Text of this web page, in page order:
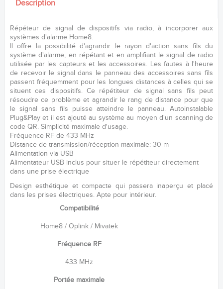
Description
Répéteur de signal de dispositifs via radio, à incorporer aux
systèmes d'alarme Home8.
Il offre la possibilité d'agrandir le rayon d'action sans fils du
système d'alarme, en répétant et en amplifiant le signal de radio
utilisée par les capteurs et les accessoires. Les fautes à l'heure
de recevoir le signal dans le panneau des accessoires sans fils
passent fréquemment pour les longues distances à celles qui se
situent ces dispositifs. Ce répétiteur de signal sans fils peut
résoudre ce problème et agrandir le rang de distance pour que
le signal sans fils puisse atteindre le panneau. Autoinstalable
Plug&Play et il est ajouté au système au moyen d'un scanning de
code QR. Simplicité maximale d'usage.
Fréquence RF de 433 MHz
Distance de transmission/réception maximale: 30 m
Alimentation via USB
Alimentateur USB inclus pour situer le répétiteur directement
dans une prise électrique
Design esthétique et compacte qui passera inaperçu et placé
dans les prises électriques. Apte pour intérieur.
Compatibilité
Home8 / Oplink / Mivatek
Fréquence RF
433 MHz
Portée maximale